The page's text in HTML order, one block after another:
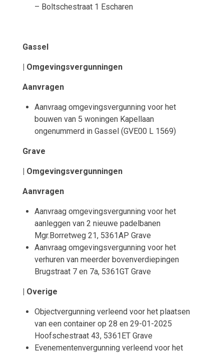
– Boltschestraat 1 Escharen
Gassel
| Omgevingsvergunningen
Aanvragen
Aanvraag omgevingsvergunning voor het
bouwen van 5 woningen Kapellaan
ongenummerd in Gassel (GVE00 L 1569)
Grave
| Omgevingsvergunningen
Aanvragen
Aanvraag omgevingsvergunning voor het
aanleggen van 2 nieuwe padelbanen
Mgr.Borretweg 21, 5361AP Grave
Aanvraag omgevingsvergunning voor het
verhuren van meerder bovenverdiepingen
Brugstraat 7 en 7a, 5361GT Grave
| Overige
Objectvergunning verleend voor het plaatsen
van een container op 28 en 29-01-2025
Hoofschestraat 43, 5361ET Grave
Evenementenvergunning verleend voor het